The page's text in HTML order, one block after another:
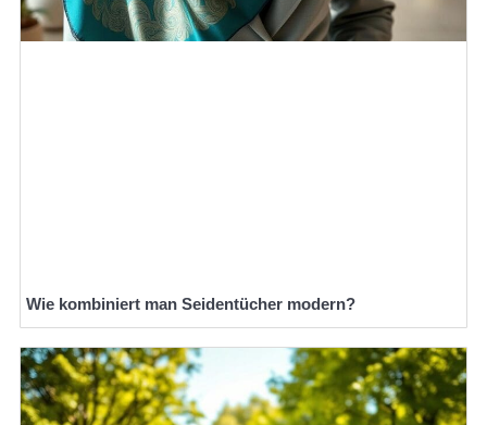
Wie kombiniert man Seidentücher modern?